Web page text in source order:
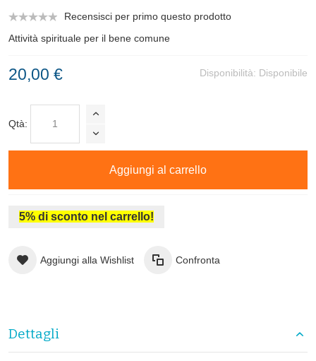
Recensisci per primo questo prodotto
Attività spirituale per il bene comune
Disponibilità: Disponibile
20,00 €
Qtà:
Aggiungi al carrello
5% di sconto nel carrello!
Aggiungi alla Wishlist Confronta
Dettagli